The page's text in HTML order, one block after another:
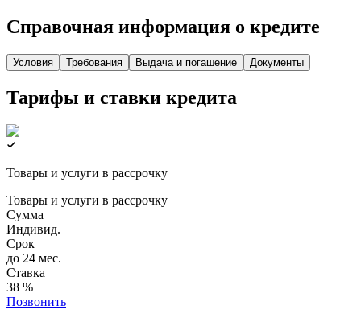
Справочная информация о кредите
Условия Требования Выдача и погашение Документы
Тарифы и ставки кредита
Товары и услуги в рассрочку
Товары и услуги в рассрочку
Сумма
Индивид.
Срок
до 24 мес.
Ставка
38 %
Позвонить